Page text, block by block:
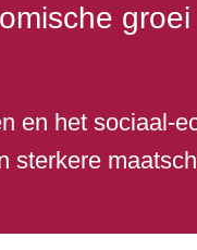
groei
en het sociaal-
sterkere